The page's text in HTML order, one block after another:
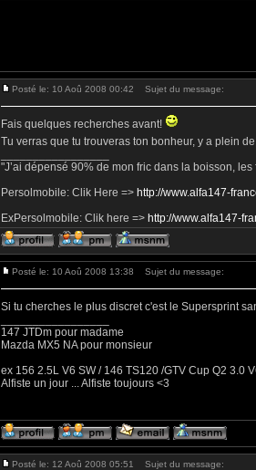
Posté le: 10 Aoû 2008 00:42 Sujet du message:
Fais quelques recherches avant!
Tu verras que tu trouveras ton bonheur, y a plein
"J’ai dépensé 90% de mon fric dans la boisson,
Persolmobile: Clik Here => http://www.alfa147-
ExPersolmobile: Clik here => http://www.alfa147-
Posté le: 10 Aoû 2008 13:38 Sujet du message:
Si tu cherches le plus discret c'est le Supersprint
147 JTDm pour madame
Mazda MX5 NA pour monsieur
ex 156 2.5L V6 SW / 146 TS120 /GTV Cup Q2 3.0
Alfiste un jour ... Alfiste toujours <3
Posté le: 12 Aoû 2008 05:51 Sujet du message: